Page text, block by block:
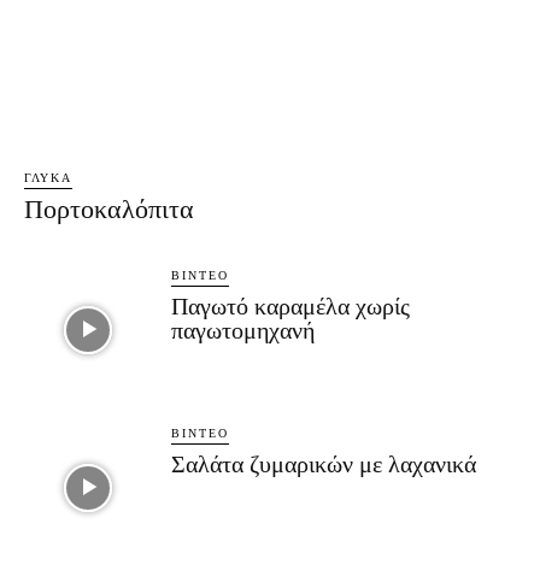
ΓΛΥΚΆ
Πορτοκαλόπιτα
ΒΊΝΤΕΟ
Παγωτό καραμέλα χωρίς
παγωτομηχανή
ΒΊΝΤΕΟ
Σαλάτα ζυμαρικών με λαχανικά